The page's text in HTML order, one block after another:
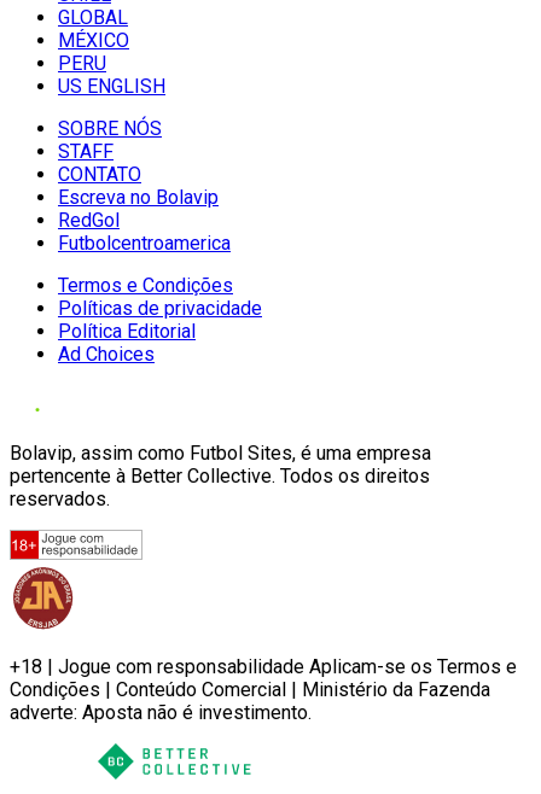
GLOBAL
MÉXICO
PERU
US ENGLISH
SOBRE NÓS
STAFF
CONTATO
Escreva no Bolavip
RedGol
Futbolcentroamerica
Termos e Condições
Políticas de privacidade
Política Editorial
Ad Choices
Bolavip, assim como Futbol Sites, é uma empresa
pertencente à Better Collective. Todos os direitos
reservados.
+18 | Jogue com responsabilidade Aplicam-se os Termos e
Condições | Conteúdo Comercial | Ministério da Fazenda
adverte: Aposta não é investimento.